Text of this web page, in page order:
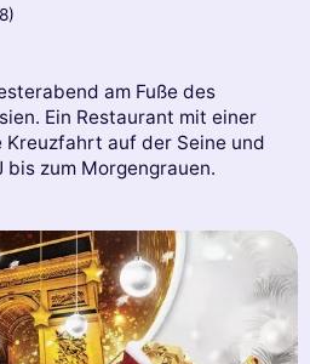
am Fuße des
Ein Restaurant mit einer
auf der Seine und
zum Morgengrauen.